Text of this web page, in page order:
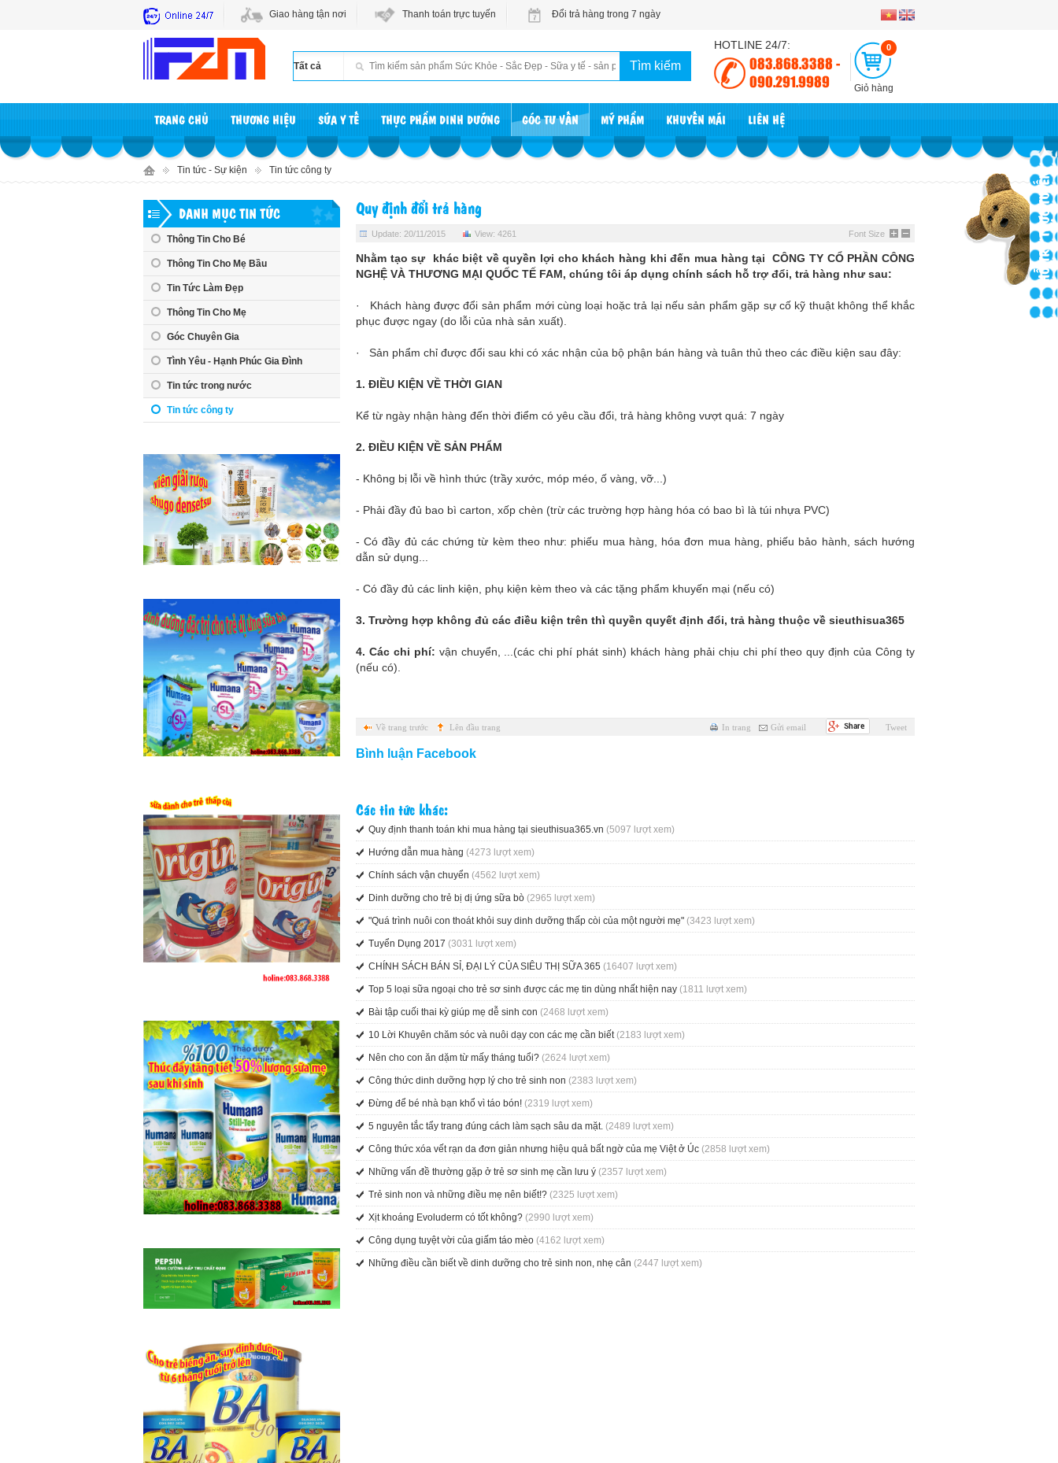
Giao hàng tận nơi Thanh toán trực tuyến Đổi trả hàng trong 7 ngày
HOTLINE 24/7:
083.868.3388 -
090.291.9989
0
Giỏ hàng
TRANG CHỦ THƯƠNG HIỆU SỮA Y TẾ THỰC PHẨM DINH DƯỠNG GÓC TƯ VẤN MỸ PHẨM KHUYẾN MÃI LIÊN HỆ
Tin tức - Sự kiện Tin tức công ty
DANH MỤC TIN TỨC
Thông Tin Cho Bé
Thông Tin Cho Mẹ Bầu
Tin Tức Làm Đẹp
Thông Tin Cho Mẹ
Góc Chuyên Gia
Tình Yêu - Hạnh Phúc Gia Đình
Tin tức trong nước
Tin tức công ty
Quy định đổi trả hàng
Update: 20/11/2015 View: 4261 Font Size
Nhằm tạo sự khác biệt về quyền lợi cho khách hàng khi đến mua hàng tại CÔNG TY CỔ PHẦN CÔNG
NGHỆ VÀ THƯƠNG MẠI QUỐC TẾ FAM, chúng tôi áp dụng chính sách hỗ trợ đổi, trả hàng như sau:
· Khách hàng được đổi sản phẩm mới cùng loại hoặc trả lại nếu sản phẩm gặp sự cố kỹ thuật không thể khắc
phục được ngay (do lỗi của nhà sản xuất).
· Sản phẩm chỉ được đổi sau khi có xác nhận của bộ phận bán hàng và tuân thủ theo các điều kiện sau đây:
1. ĐIỀU KIỆN VỀ THỜI GIAN
Kể từ ngày nhận hàng đến thời điểm có yêu cầu đổi, trả hàng không vượt quá: 7 ngày
2. ĐIỀU KIỆN VỀ SẢN PHẨM
- Không bị lỗi về hình thức (trầy xước, móp méo, ố vàng, vỡ...)
- Phải đầy đủ bao bì carton, xốp chèn (trừ các trường hợp hàng hóa có bao bì là túi nhựa PVC)
- Có đầy đủ các chứng từ kèm theo như: phiếu mua hàng, hóa đơn mua hàng, phiếu bảo hành, sách hướng
dẫn sử dụng...
- Có đầy đủ các linh kiện, phụ kiện kèm theo và các tặng phẩm khuyến mại (nếu có)
3. Trường hợp không đủ các điều kiện trên thì quyền quyết định đổi, trả hàng thuộc về sieuthisua365
4. Các chi phí: vận chuyển, ...(các chi phí phát sinh) khách hàng phải chịu chi phí theo quy định của Công ty
(nếu có).
Về trang trước Lên đầu trang Tweet
Gửi email
In trang
Bình luận Facebook
Các tin tức khác:
Quy định thanh toán khi mua hàng tại sieuthisua365.vn (5097 lượt xem)
Hướng dẫn mua hàng (4273 lượt xem)
Chính sách vận chuyển (4562 lượt xem)
Dinh dưỡng cho trẻ bị dị ứng sữa bò (2965 lượt xem)
"Quá trình nuôi con thoát khỏi suy dinh dưỡng thấp còi của một người mẹ" (3423 lượt xem)
Tuyển Dụng 2017 (3031 lượt xem)
CHÍNH SÁCH BÁN SỈ, ĐẠI LÝ CỦA SIÊU THỊ SỮA 365 (16407 lượt xem)
Top 5 loại sữa ngoại cho trẻ sơ sinh được các mẹ tin dùng nhất hiện nay (1811 lượt xem)
Bài tập cuối thai kỳ giúp mẹ dễ sinh con (2468 lượt xem)
10 Lời Khuyên chăm sóc và nuôi dạy con các mẹ cần biết (2183 lượt xem)
Nên cho con ăn dặm từ mấy tháng tuổi? (2624 lượt xem)
Công thức dinh dưỡng hợp lý cho trẻ sinh non (2383 lượt xem)
Đừng để bé nhà bạn khổ vì táo bón! (2319 lượt xem)
5 nguyên tắc tẩy trang đúng cách làm sạch sâu da mặt. (2489 lượt xem)
Công thức xóa vết rạn da đơn giản nhưng hiệu quả bất ngờ của mẹ Việt ở Úc (2858 lượt xem)
Những vấn đề thường gặp ở trẻ sơ sinh mẹ cần lưu ý (2357 lượt xem)
Trẻ sinh non và những điều mẹ nên biết!? (2325 lượt xem)
Xịt khoáng Evoluderm có tốt không? (2990 lượt xem)
Công dụng tuyệt vời của giấm táo mèo (4162 lượt xem)
Những điều cần biết về dinh dưỡng cho trẻ sinh non, nhẹ cân (2447 lượt xem)
HỖ TRỢ TRỰC TUYẾN